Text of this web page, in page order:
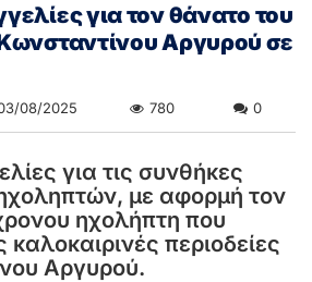
για τον θάνατο του
Αργυρού σε
08/2025 780 0
για τις συνθήκες
με αφορμή τον
ηχολήπτη που
καλοκαιρινές περιοδείες
Αργυρού.